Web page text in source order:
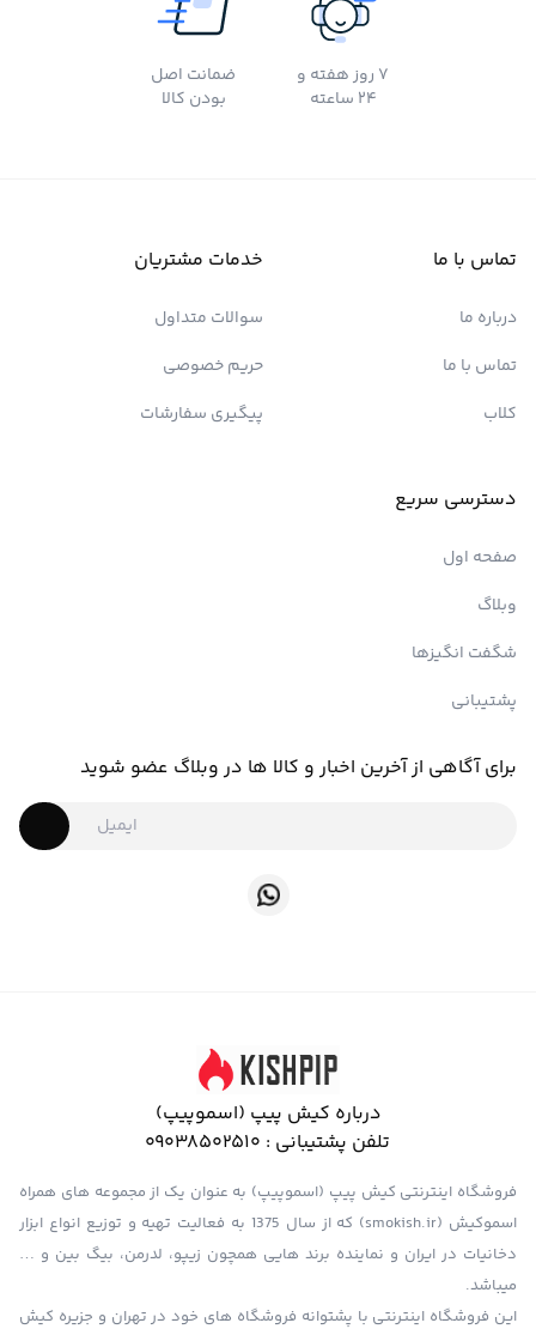
7 روز هفته و
24 ساعته
ضمانت اصل
بودن کالا
تماس با ما
درباره ما
تماس با ما
کلاب
خدمات مشتریان
سوالات متداول
حریم خصوصی
پیگیری سفارشات
دسترسی سریع
صفحه اول
وبلاگ
شگفت انگیزها
پشتیبانی
برای آگاهی از آخرین اخبار و کالا ها در وبلاگ عضو شوید
درباره کیش پیپ (اسموپیپ)
تلفن پشتیبانی : 09038502510
فروشگاه اینترنتی کیش پیپ (اسموپیپ) به عنوان یک از مجموعه های همراه
اسموکیش (smokish.ir) که از سال 1375 به فعالیت تهیه و توزیع انواع ابزار
دخانیات در ایران و نماینده برند هایی همچون زیپو، لدرمن، بیگ بین و …
میباشد.
این فروشگاه اینترنتی با پشتوانه فروشگاه های خود در تهران و جزیره کیش